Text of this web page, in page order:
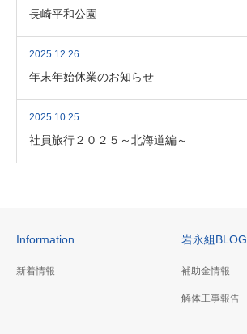
長崎平和公園
2025.12.26
年末年始休業のお知らせ
2025.10.25
社員旅行２０２５～北海道編～
Information
新着情報
岩永組BLOG
補助金情報
解体工事報告